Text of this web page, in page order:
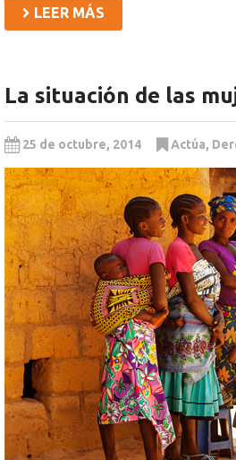
LEER MÁS
La situación de las
25 de octubre, 2014 Actúa,